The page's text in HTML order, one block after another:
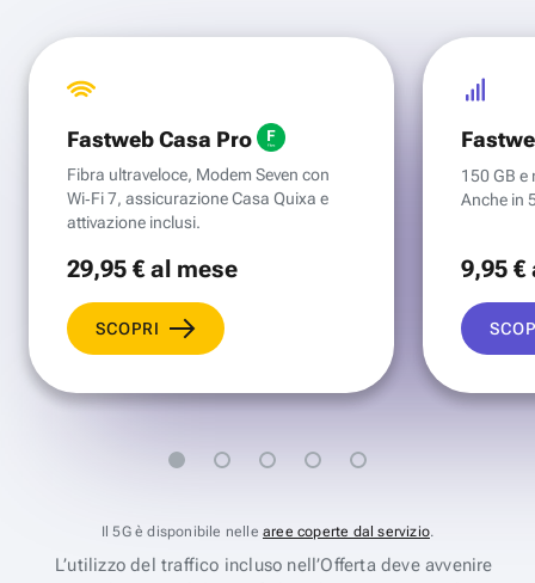
Fastweb Casa Pro
Fibra ultraveloce, Modem Seven con
Wi‑Fi 7, assicurazione Casa Quixa e
attivazione inclusi.
29,95 €al mese
SCOPRI
150 GB e
Anche in
9,95 €
Il 5G è disponibile nelle aree coperte dal servizio.
L’utilizzo del traffico incluso nell’Offerta deve avvenire